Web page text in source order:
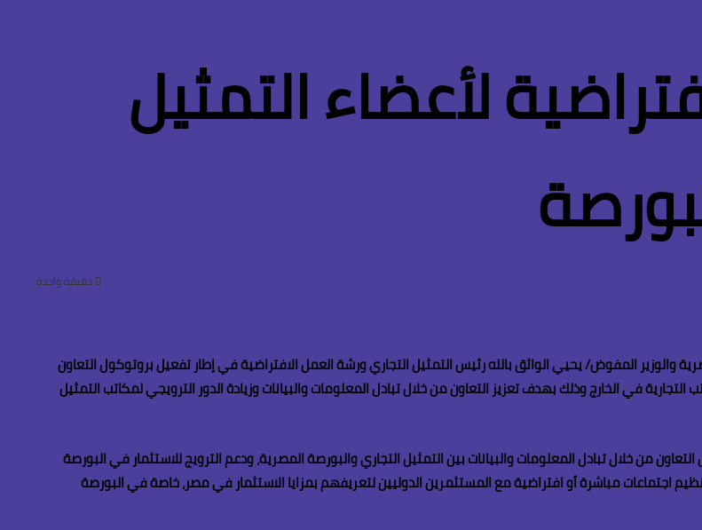
لأعضاء التمثيل
دقيقة واحدة
– رئيس البورصة المصرية والوزير المفوض/ يحيي الواثق بالله رئيس التمثيل التجاري ورشة العمل الافتراضية في إطار تفعيل بروتوكول التعاون
المصرية بتاريخ 2/7/2024 بمشاركة رؤساء المكاتب التجارية في الخارج وذلك بهدف تعزيز التعاون من خلال تبادل المعلومات والبيانات وزيادة الدور الترويجي لمكاتب التمثيل
من خلال تبادل المعلومات والبيانات بين التمثيل التجاري والبورصة المصرية، ودعم الترويج للاستثمار في البورصة
اجتماعات مباشرة أو افتراضية مع المستثمرين الدوليين لتعريفهم بمزايا الاستثمار في مصر، خاصة في البورصة